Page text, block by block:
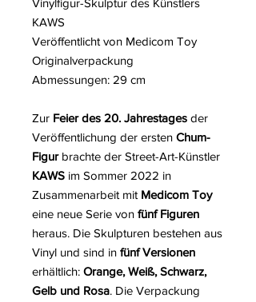
Vinylfigur-Skulptur des Künstlers
KAWS
Veröffentlicht von Medicom Toy
Originalverpackung
Abmessungen: 29 cm
Zur Feier des 20. Jahrestages der
Veröffentlichung der ersten Chum-
Figurbrachte der Street-Art-Künstler
KAWS im Sommer 2022 in
Zusammenarbeit mit Medicom Toy
eine neue Serie von fünf Figuren
heraus. Die Skulpturen bestehen aus
Vinyl und sind in fünf Versionen
erhältlich: Orange, Weiß, Schwarz,
Gelb und Rosa. Die Verpackung